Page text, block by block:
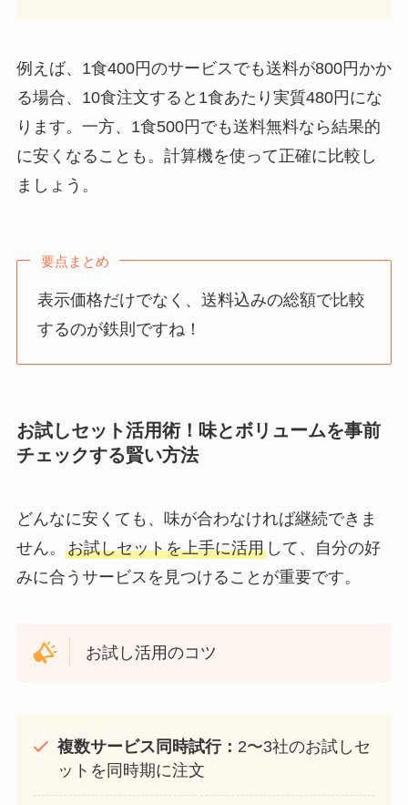
例えば、1食400円のサービスでも送料が800円かか
る場合、10食注文すると1食あたり実質480円にな
ります。一方、1食500円でも送料無料なら結果的
に安くなることも。計算機を使って正確に比較し
ましょう。
要点まとめ
表示価格だけでなく、送料込みの総額で比較
するのが鉄則ですね！
お試しセット活用術！味とボリュームを事前
チェックする賢い方法
どんなに安くても、味が合わなければ継続できま
せん。 お試しセットを上手に活用して、自分の好
みに合うサービスを見つけることが重要です。
お試し活用のコツ
複数サービス同時試行： 2〜3社のお試しセ
ットを同時期に注文